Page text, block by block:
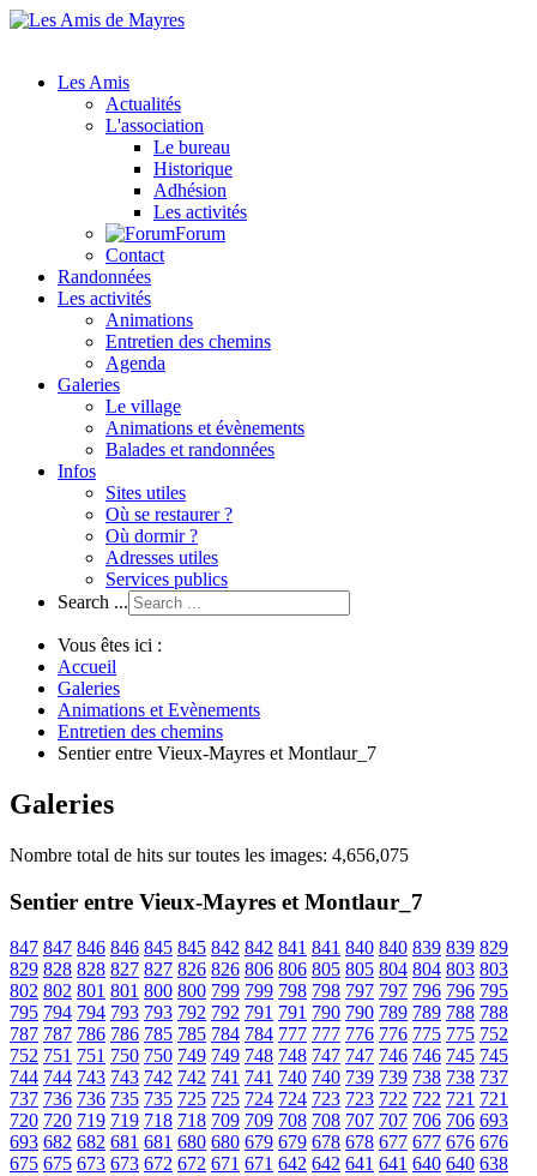
Les Amis
Actualités
L'association
Le bureau
Historique
Adhésion
Les activités
Forum
Contact
Randonnées
Les activités
Animations
Entretien des chemins
Agenda
Galeries
Le village
Animations et évènements
Balades et randonnées
Infos
Sites utiles
Où se restaurer ?
Où dormir ?
Adresses utiles
Services publics
Search ...
Vous êtes ici :
Accueil
Galeries
Animations et Evènements
Entretien des chemins
Sentier entre Vieux-Mayres et Montlaur_7
Galeries
Nombre total de hits sur toutes les images: 4,656,075
Sentier entre Vieux-Mayres et Montlaur_7
847 847 846 846 845 845 842 842 841 841 840 840 839 839 829
829 828 828 827 827 826 826 806 806 805 805 804 804 803 803
802 802 801 801 800 800 799 799 798 798 797 797 796 796 795
795 794 794 793 793 792 792 791 791 790 790 789 789 788 788
787 787 786 786 785 785 784 784 777 777 776 776 775 775 752
752 751 751 750 750 749 749 748 748 747 747 746 746 745 745
744 744 743 743 742 742 741 741 740 740 739 739 738 738 737
737 736 736 735 735 725 725 724 724 723 723 722 722 721 721
720 720 719 719 718 718 709 709 708 708 707 707 706 706 693
693 682 682 681 681 680 680 679 679 678 678 677 677 676 676
675 675 673 673 672 672 671 671 642 642 641 641 640 640 638